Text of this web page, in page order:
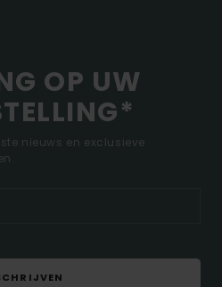
OP UW
nieuws en exclusieve